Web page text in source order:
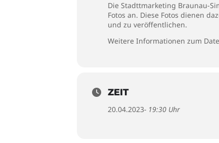
Die Stadttmarketing Braunau-
Fotos an. Diese Fotos dienen
und zu veröffentlichen.
Weitere Informationen zum
ZEIT
20.04.2023- 19:30 Uhr